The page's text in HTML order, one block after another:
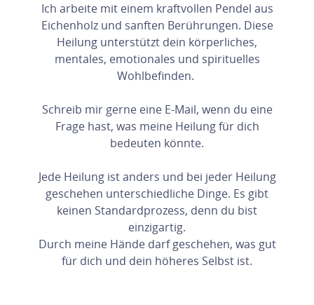
Ich arbeite mit einem kraftvollen Pendel aus
Eichenholz und sanften Berührungen. Diese
Heilung unterstützt dein körperliches,
mentales, emotionales und spirituelles
Wohlbefinden.
Schreib mir gerne eine E-Mail, wenn du eine
Frage hast, was meine Heilung für dich
bedeuten könnte.
Jede Heilung ist anders und bei jeder Heilung
geschehen unterschiedliche Dinge. Es gibt
keinen Standardprozess, denn du bist
einzigartig.
Durch meine Hände darf geschehen, was gut
für dich und dein höheres Selbst ist.